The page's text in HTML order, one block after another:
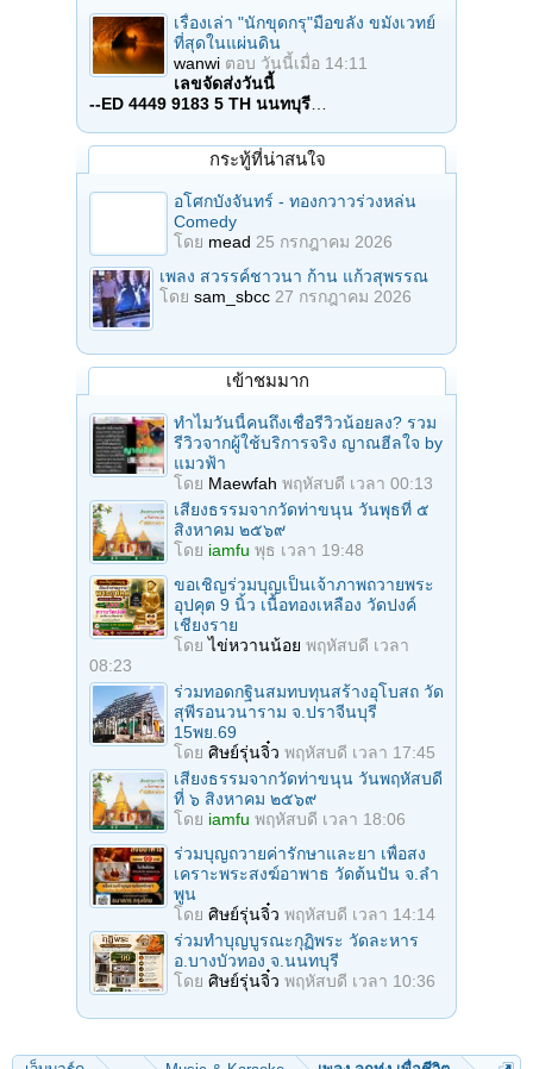
เรื่องเล่า "นักขุดกรุ"มือขลัง ขมังเวทย์
ที่สุดในแผ่นดิน
wanwi ตอบ วันนี้เมื่อ 14:11
เลขจัดส่งวันนี้
--ED 4449 9183 5 TH นนทบุรี
กระทู้ที่น่าสนใจ
อโศกบังจันทร์ - ทองกวาวร่วงหล่น
Comedy
โดย mead 25 กรกฎาคม 2026
เพลง สวรรค์ชาวนา ก้าน แก้วสุพรรณ
โดย sam_sbcc 27 กรกฎาคม 2026
เข้าชมมาก
ทำไมวันนี้คนถึงเชื่อรีวิวน้อยลง? รวม
รีวิวจากผู้ใช้บริการจริง ญาณฮีลใจ by
แมวฟ้า
โดย Maewfah พฤหัสบดี เวลา 00:13
เสียงธรรมจากวัดท่าขนุน วันพุธที่ ๕
สิงหาคม ๒๕๖๙
โดย iamfu พุธ เวลา 19:48
ขอเชิญร่วมบุญเป็นเจ้าภาพถวายพระ
อุปคุต 9 นิ้ว เนื้อทองเหลือง วัดปงค์
เชียงราย
โดยไข่หวานน้อย พฤหัสบดี เวลา
08:23
ร่วมทอดกฐินสมทบทุนสร้างอุโบสถ วัด
สุพีรอนวนาราม จ.ปราจีนบุรี
15พย.69
โดย ศิษย์รุ่นจิ๋ว พฤหัสบดี เวลา 17:45
เสียงธรรมจากวัดท่าขนุน วันพฤหัสบดี
ที่ ๖ สิงหาคม ๒๕๖๙
โดย iamfu พฤหัสบดี เวลา 18:06
ร่วมบุญถวายค่ารักษาและยา เพื่อสง
เคราะพระสงฆ์อาพาธ วัดต้นปัน จ.ลํา
พูน
โดย ศิษย์รุ่นจิ๋ว พฤหัสบดี เวลา 14:14
ร่วมทําบุญบูรณะกุฏิพระ วัดละหาร
อ.บางบัวทอง จ.นนทบุรี
โดย ศิษย์รุ่นจิ๋ว พฤหัสบดี เวลา 10:36